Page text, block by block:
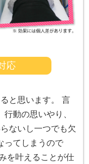
応
と思います。 言
動の思いやり、
ないし一つでも欠
ってしまうので
を叶えることが仕